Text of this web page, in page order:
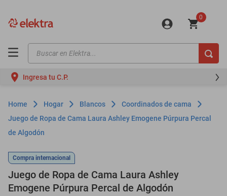
0
Buscar en Elektra...
Ingresa tu C.P.
Hogar Blancos
Coordinados de cama
Juego de Ropa de Cama Laura Ashley Emogene Púrpura Percal
de Algodón
Compra internacional
Juego de Ropa de Cama Laura Ashley
Emogene Púrpura Percal de Algodón
motos
moto
celulares
iphones
refrigeradores
lavadoras
colchones